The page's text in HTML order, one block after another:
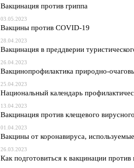
Вакцинация против гриппа
03.05.2023
Вакцины против COVID-19
28.04.2023
Вакцинация в преддверии
26.04.2023
Вакцинопрофилактика природно-
25.04.2023
Национальный календарь
13.04.2023
Вакцинация против клещевого
01.04.2023
Вакцины от коронавируса,
26.03.2023
Как подготовиться к вакцинации